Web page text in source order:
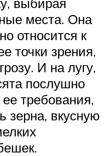
места. Она
относится к
точки зрения,
И на лугу,
послушно
требования,
зерна, вкусную